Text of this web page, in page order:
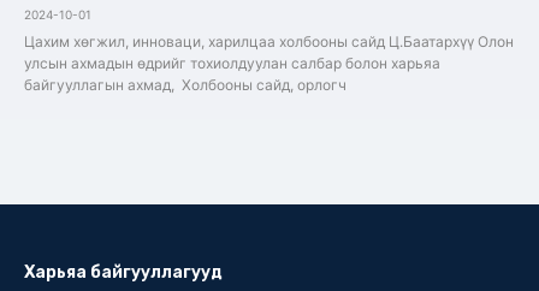
2024-10-01
Цахим хөгжил, инноваци, харилцаа холбооны сайд Ц.Баатархүү Олон
улсын ахмадын өдрийг тохиолдуулан салбар болон харьяа
байгууллагын ахмад, Холбооны сайд, орлогч
Харьяа байгууллагууд